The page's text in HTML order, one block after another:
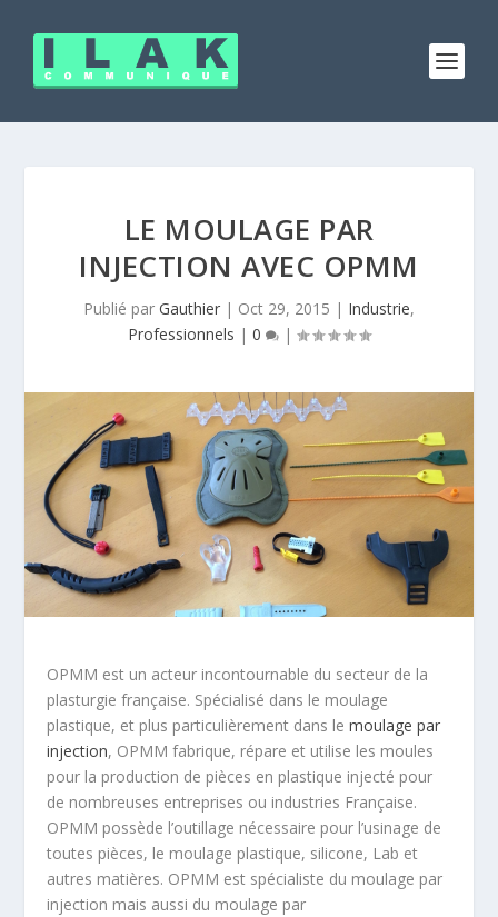
LE MOULAGE PAR
INJECTION AVEC OPMM
Publié par Gauthier | Oct 29, 2015 | Industrie,
Professionnels | 0 |
OPMM est un acteur incontournable du secteur de la
plasturgie française. Spécialisé dans le moulage
plastique, et plus particulièrement dans lemoulage par
injection, OPMM fabrique, répare et utilise les moules
pour la production de pièces en plastique injecté pour
de nombreuses entreprises ou industries Française.
OPMM possède l’outillage nécessaire pour l’usinage de
toutes pièces, le moulage plastique, silicone, Lab et
autres matières. OPMM est spécialiste du moulage par
injection mais aussi du moulage par